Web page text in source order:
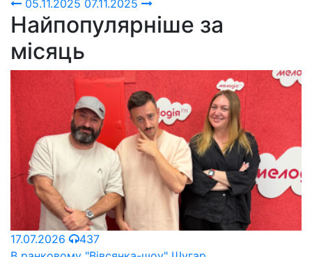
05.11.2025 07.11.2025
Найпопулярніше за
місяць
17.07.2026
437